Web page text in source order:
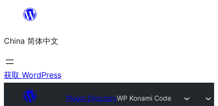
内
容
China 简体中文
获取 WordPress
Plugin DirectoryWP Konami Code